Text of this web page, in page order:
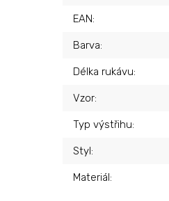
EAN:
Barva:
Délka rukávu:
Vzor:
Typ výstřihu:
Styl:
Materiál: